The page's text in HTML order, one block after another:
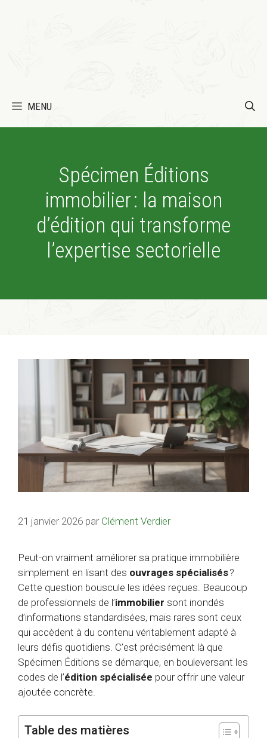
MENU
Spécimen Éditions
immobilier : la maison
d’édition qui transforme
l’expertise sectorielle
21 janvier 2026 par Clément Verdier
Peut-on vraiment améliorer sa pratique immobilière
simplement en lisant des ouvrages spécialisés?
Cette question bouscule les idées reçues. Beaucoup
de professionnels de l’immobilier sont inondés
d’informations standardisées, mais rares sont ceux
qui accèdent à du contenu véritablement adapté à
leurs défis quotidiens. C’est précisément là que
Spécimen Éditions se démarque, en bouleversant les
codes de l’édition spécialisée pour offrir une valeur
ajoutée concrète.
Table des matières